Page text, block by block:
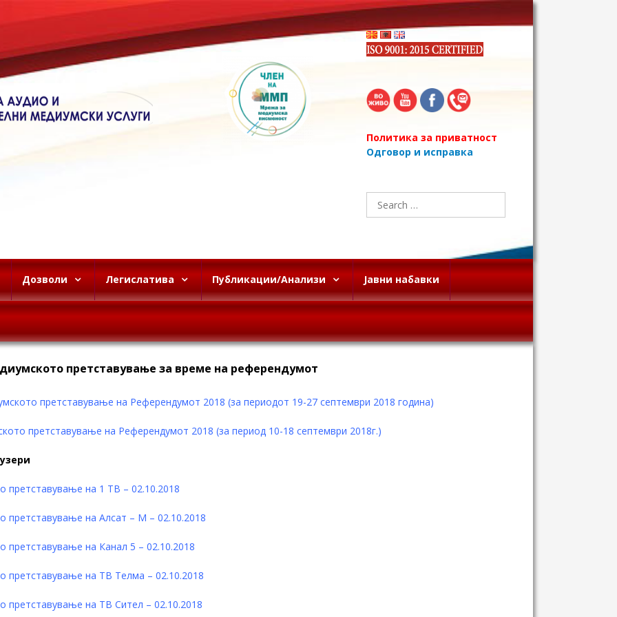
Политика за приватност
Одговор и исправка
Search
for:
Дозволи Легислатива Публикации/Анализи Јавни набавки
претставување за време на референдумот
претставување на Референдумот 2018 (за периодот 19-27 септември 2018 година)
претставување на Референдумот 2018 (за период 10-18 септември 2018г.)
претставување на 1 ТВ – 02.10.2018
претставување на Алсат – М – 02.10.2018
претставување на Канал 5 – 02.10.2018
претставување на ТВ Телма – 02.10.2018
претставување на ТВ Сител – 02.10.2018